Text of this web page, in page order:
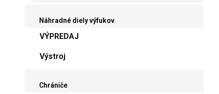
Náhradné diely výfukov
VÝPREDAJ
Výstroj
Chrániče